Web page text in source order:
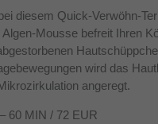
diesem Quick-Verwöhn-
Mousse befreit Ihren
wird das
angeregt.
60 MIN / 72 EUR